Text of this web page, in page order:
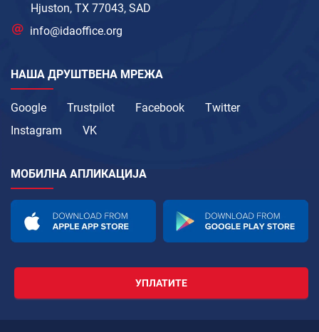
Hjuston, TX 77043, SAD
info@idaoffice.org
НАША ДРУШТВЕНА МРЕЖА
Google Trustpilot Facebook
Twitter
Instagram
VK
МОБИЛНА АПЛИКАЦИЈА
УПЛАТИТЕ